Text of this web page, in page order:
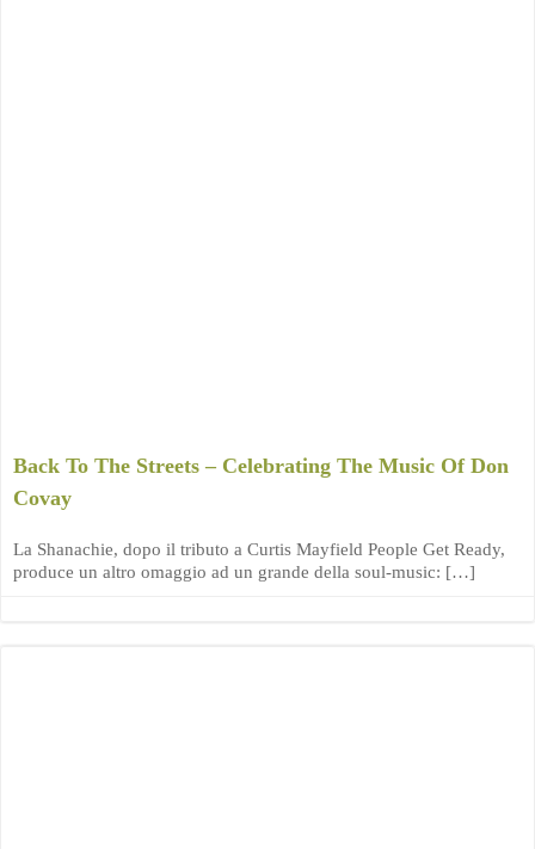
Back To The Streets – Celebrating The Music Of Don
Covay
La Shanachie, dopo il tributo a Curtis Mayfield People Get Ready,
produce un altro omaggio ad un grande della soul-music: […]